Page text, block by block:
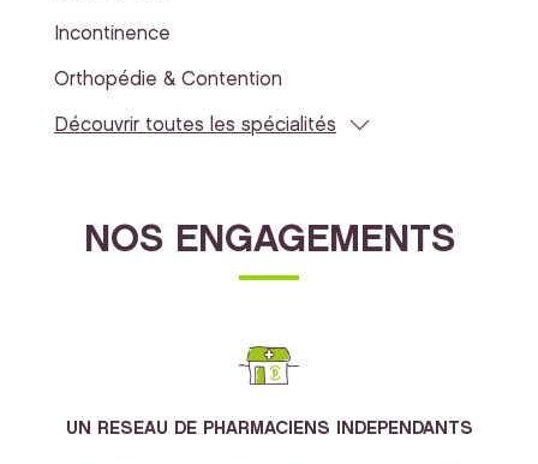
Incontinence
Orthopédie & Contention
Découvrir toutes les spécialités
NOS ENGAGEMENTS
UN RESEAU DE PHARMACIENS INDEPENDANTS